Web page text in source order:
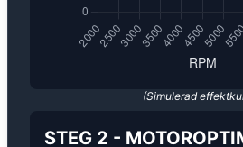
(Simulerad
STEG 2 -